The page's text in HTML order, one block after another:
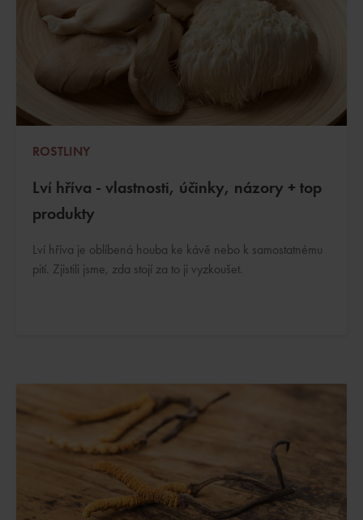
ROSTLINY
Lví hříva - vlastnosti, účinky, názory + top
produkty
Lví hříva je oblíbená houba ke kávě nebo k samostatnému
pití. Zjistili jsme, zda stojí za to ji vyzkoušet.